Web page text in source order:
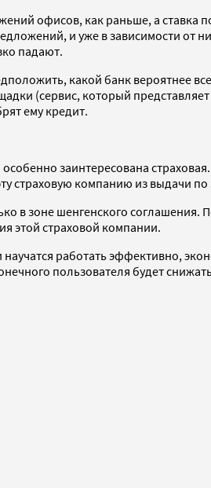
офисов, как раньше, а ставка
и уже в зависимости от
падают.
какой банк вероятнее
(сервис, который
ему кредит.
заинтересована
страховую компанию из выдачи
в зоне шенгенского соглашения.
этой страховой компании.
работать эффективно,
пользователя будет